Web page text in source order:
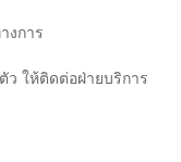
งการ
ให้ติดต่อฝ่ายบริการ